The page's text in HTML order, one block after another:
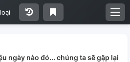
ngày nào đó... chúng ta sẽ gặp lại